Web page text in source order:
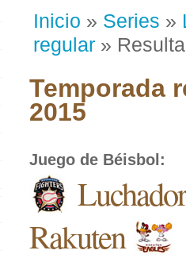
Inicio » Series »
regular »
Temporada
2015
Juego de Béisbol :
Rakuten